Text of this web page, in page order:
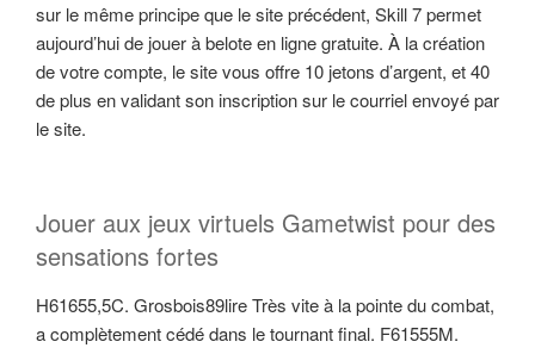
sur le même principe que le site précédent, Skill 7 permet
aujourd’hui de jouer à belote en ligne gratuite. À la création
de votre compte, le site vous offre 10 jetons d’argent, et 40
de plus en validant son inscription sur le courriel envoyé par
le site.
Jouer aux jeux virtuels Gametwist pour des
sensations fortes
H61655,5C. Grosbois89lire Très vite à la pointe du combat,
a complètement cédé dans le tournant final. F61555M.